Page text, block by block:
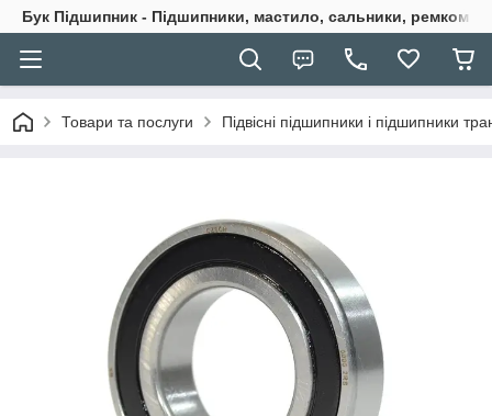
Бук Підшипник - Підшипники, мастило, сальники,
Товари та послуги Підвісні підшипники і підшипники